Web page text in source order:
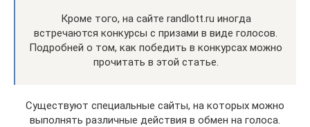
Кроме того, на сайте randlott.ru иногда
встречаются конкурсы с призами в виде голосов.
Подробней о том, как победить в конкурсах можно
прочитать в этой статье.
Существуют специальные сайты, на которых можно
выполнять различные действия в обмен на голоса.